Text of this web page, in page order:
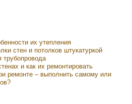
их утепления
стен и потолков штукатуркой
трубопровода
и как их ремонтировать
ремонте – выполнить самому или